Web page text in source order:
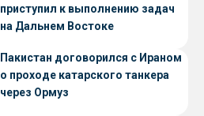
приступил к выполнению задач
на Дальнем Востоке
Пакистан договорился с Ираном
о проходе катарского танкера
через Ормуз